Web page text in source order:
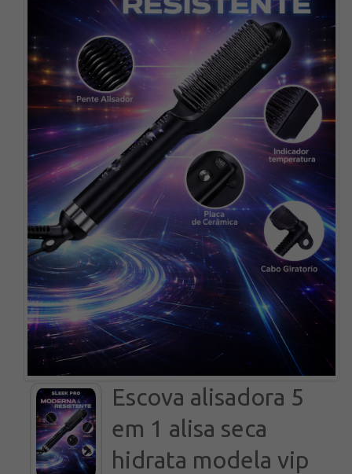
Escova alisadora 5
em 1 alisa seca
hidrata modela vip